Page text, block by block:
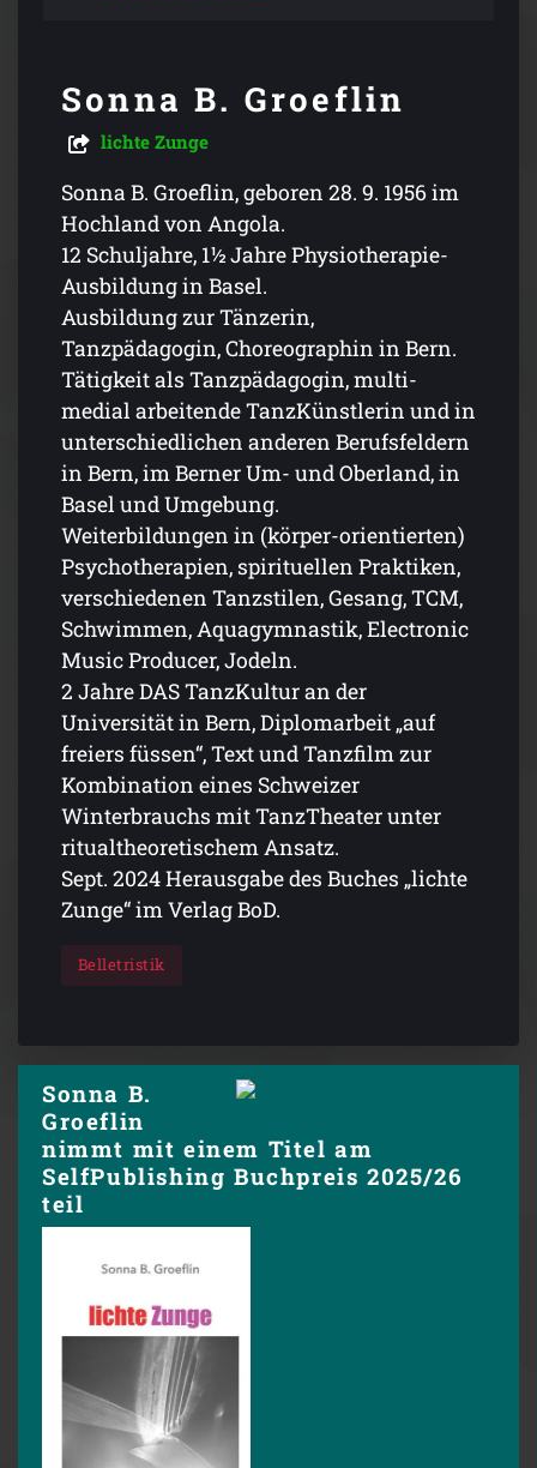
Sonna B. Groeflin
lichte Zunge
Sonna B. Groeflin, geboren 28. 9. 1956 im
Hochland von Angola.
12 Schuljahre, 1½ Jahre Physiotherapie-
Ausbildung in Basel.
Ausbildung zur Tänzerin,
Tanzpädagogin, Choreographin in Bern.
Tätigkeit als Tanzpädagogin, multi-
medial arbeitende TanzKünstlerin und in
unterschiedlichen anderen Berufsfeldern
in Bern, im Berner Um- und Oberland, in
Basel und Umgebung.
Weiterbildungen in (körper-orientierten)
Psychotherapien, spirituellen Praktiken,
verschiedenen Tanzstilen, Gesang, TCM,
Schwimmen, Aquagymnastik, Electronic
Music Producer, Jodeln.
2 Jahre DAS TanzKultur an der
Universität in Bern, Diplomarbeit „auf
freiers füssen“, Text und Tanzfilm zur
Kombination eines Schweizer
Winterbrauchs mit TanzTheater unter
ritualtheoretischem Ansatz.
Sept. 2024 Herausgabe des Buches „lichte
Zunge“ im Verlag BoD.
Belletristik
Sonna B.
Groeflin
nimmt mit einem Titel am
SelfPublishing Buchpreis 2025/26
teil